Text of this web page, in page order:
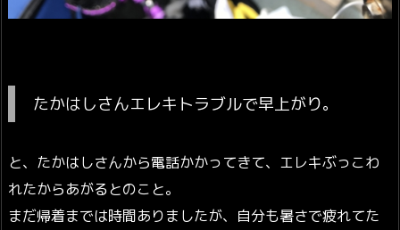
たかはしさんエレキトラブルで早上がり。
と、たかはしさんから電話かかってきて、エレキぶっこわ
れたからあがるとのこと。
まだ帰着までは時間ありましたが、自分も暑さで疲れてた